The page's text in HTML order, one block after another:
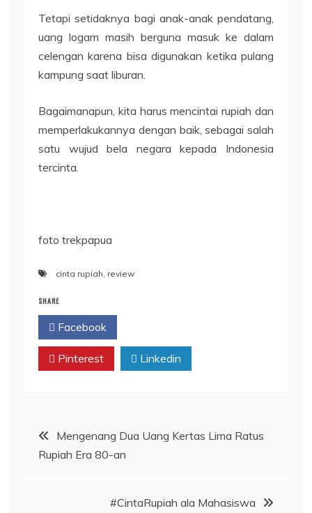
Tetapi setidaknya bagi anak-anak pendatang,
uang logam masih berguna masuk ke dalam
celengan karena bisa digunakan ketika pulang
kampung saat liburan.
Bagaimanapun, kita harus mencintai rupiah dan
memperlakukannya dengan baik, sebagai salah
satu wujud bela negara kepada Indonesia
tercinta.
foto trekpapua
cinta rupiah, review
SHARE
Facebook
Pinterest Linkedin
Post
navigation
Mengenang Dua Uang Kertas Lima Ratus
Rupiah Era 80-an
#CintaRupiah ala Mahasiswa